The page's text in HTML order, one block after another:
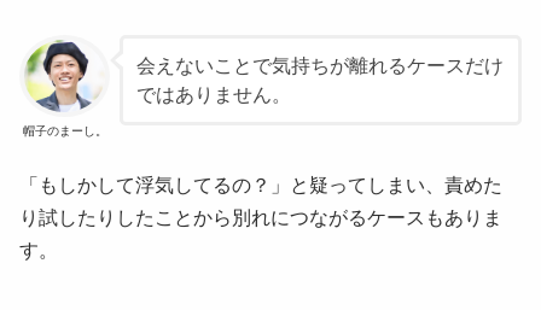
帽子のまーし。
会えないことで気持ちが離れるケースだけ
ではありません。
「もしかして浮気してるの？」と疑ってしまい、責めた
り試したりしたことから別れにつながるケースもありま
す。